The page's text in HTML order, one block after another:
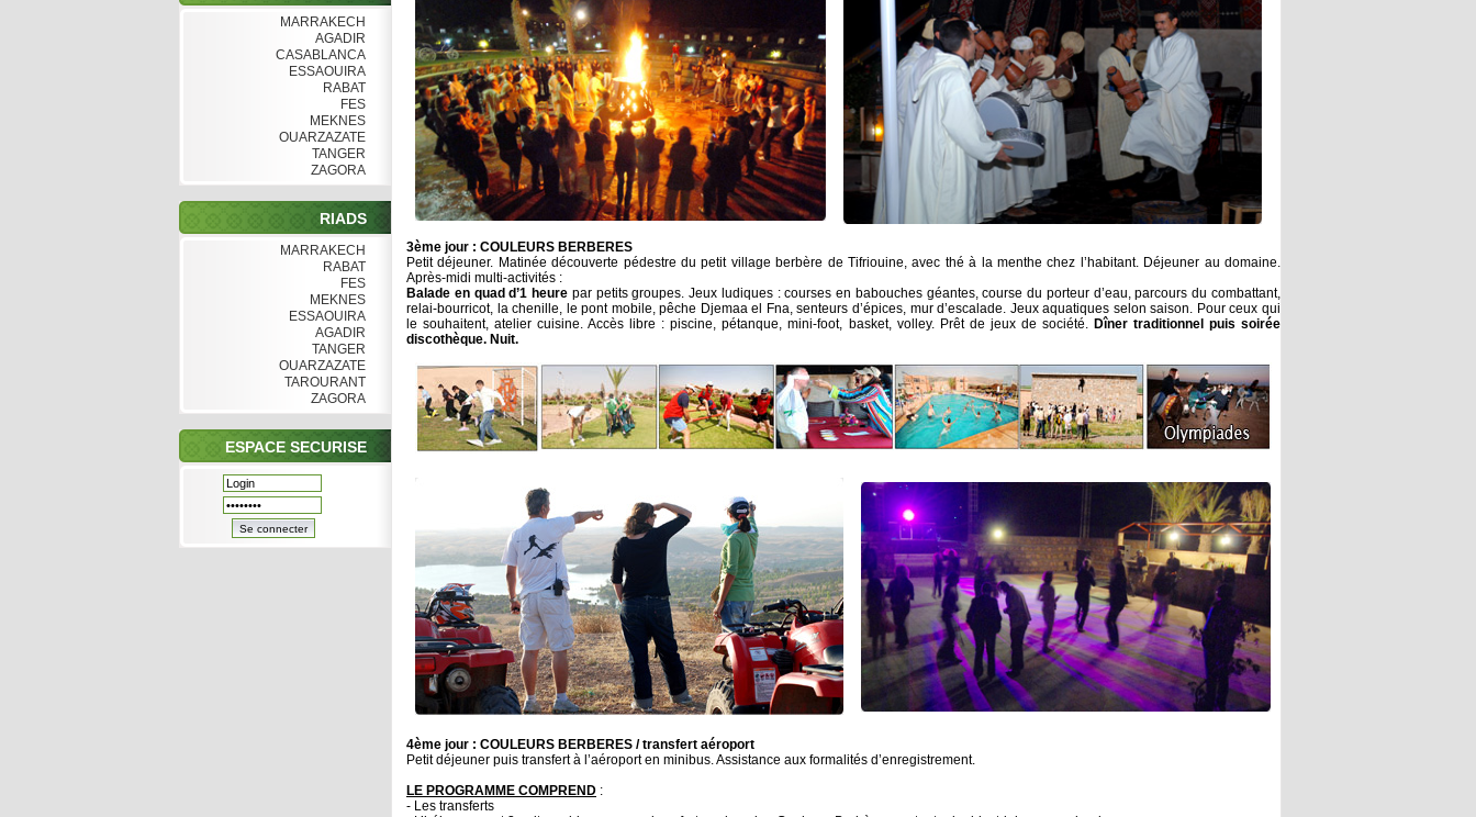
MARRAKECH
AGADIR
CASABLANCA
ESSAOUIRA
RABAT
FES
MEKNES
OUARZAZATE
TANGER
ZAGORA
RIADS
MARRAKECH
RABAT
FES
MEKNES
ESSAOUIRA
AGADIR
TANGER
OUARZAZATE
TAROURANT
ZAGORA
ESPACE SECURISE
3ème jour : COULEURS BERBERES
Petit déjeuner. Matinée découverte pédestre du petit village berbère de Tifriouine, avec thé à la menthe chez l’habitant. Déjeuner au domaine.
Après-midi multi-activités :
Balade en quad d’1 heure par petits groupes. Jeux ludiques : courses en babouches géantes, course du porteur d’eau, parcours du combattant,
relai-bourricot, la chenille, le pont mobile, pêche Djemaa el Fna, senteurs d’épices, mur d’escalade. Jeux aquatiques selon saison. Pour ceux qui
le souhaitent, atelier cuisine. Accès libre : piscine, pétanque, mini-foot, basket, volley. Prêt de jeux de société. Dîner traditionnel puis soirée
discothèque. Nuit.
4ème jour : COULEURS BERBERES / transfert aéroport
Petit déjeuner puis transfert à l’aéroport en minibus. Assistance aux formalités d’enregistrement.
LE PROGRAMME COMPREND :
- Les transferts